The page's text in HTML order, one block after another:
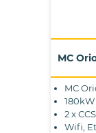
MC
MC
180kW
2 x CCS
Wifi,